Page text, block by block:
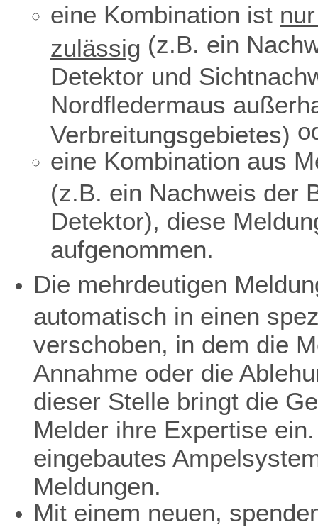
eine Kombination ist
zulässig (z.B. ein
Detektor und
Nordfledermaus
Verbreitungsgebietes)
eine Kombination aus
(z.B. ein Nachweis der
Detektor), diese
aufgenommen.
Die mehrdeutigen
automatisch in einen
verschoben, in dem die
Annahme oder die
dieser Stelle bringt die
Melder ihre Expertise
eingebautes
Meldungen.
Mit einem neuen,